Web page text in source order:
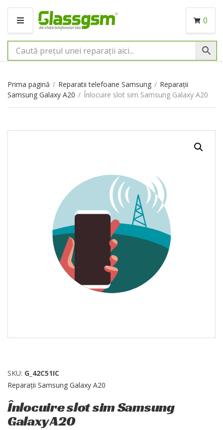
M
N
I
0
Prima pagină / Reparatii telefoane Samsung / Reparații
Samsung Galaxy A20 / Înlocuire slot sim Samsung Galaxy A20
SKU: G_42C51IC
Reparații Samsung Galaxy A20
Înlocuire slot sim Samsung
Galaxy A20